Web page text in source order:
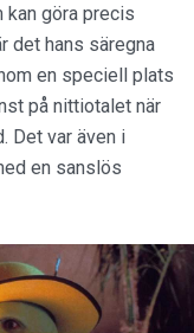
kan göra precis
det hans säregna
en speciell plats
på nittiotalet när
Det var även i
en sanslös